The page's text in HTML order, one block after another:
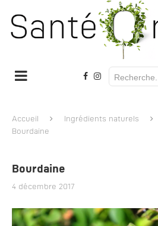
Accueil Ingrédients naturels
Bourdaine
Bourdaine
4 décembre 2017